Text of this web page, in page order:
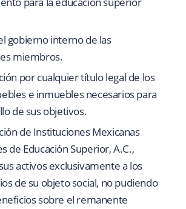
gobierno interno de las
miembros.
por cualquier título legal de los
e inmuebles necesarios para
de sus objetivos.
de Instituciones Mexicanas
de Educación Superior, A.C.,
activos exclusivamente a los
de su objeto social, no pudiendo
sobre el remanente